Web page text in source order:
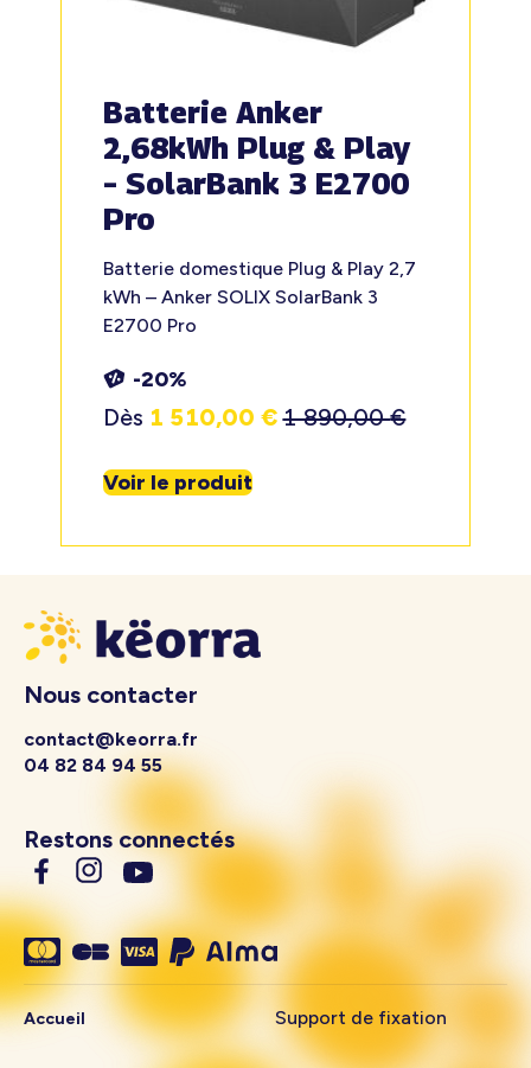
Batterie Anker
2,68kWh Plug & Play
– SolarBank 3 E2700
Pro
Batterie domestique Plug & Play 2,7
kWh – Anker SOLIX SolarBank 3
E2700 Pro
-20%
Dès 1 510,00€1 890,00€
Voir le produit
Nous contacter
contact@keorra.fr
04 82 84 94 55
Restons connectés
Accueil Support de fixation